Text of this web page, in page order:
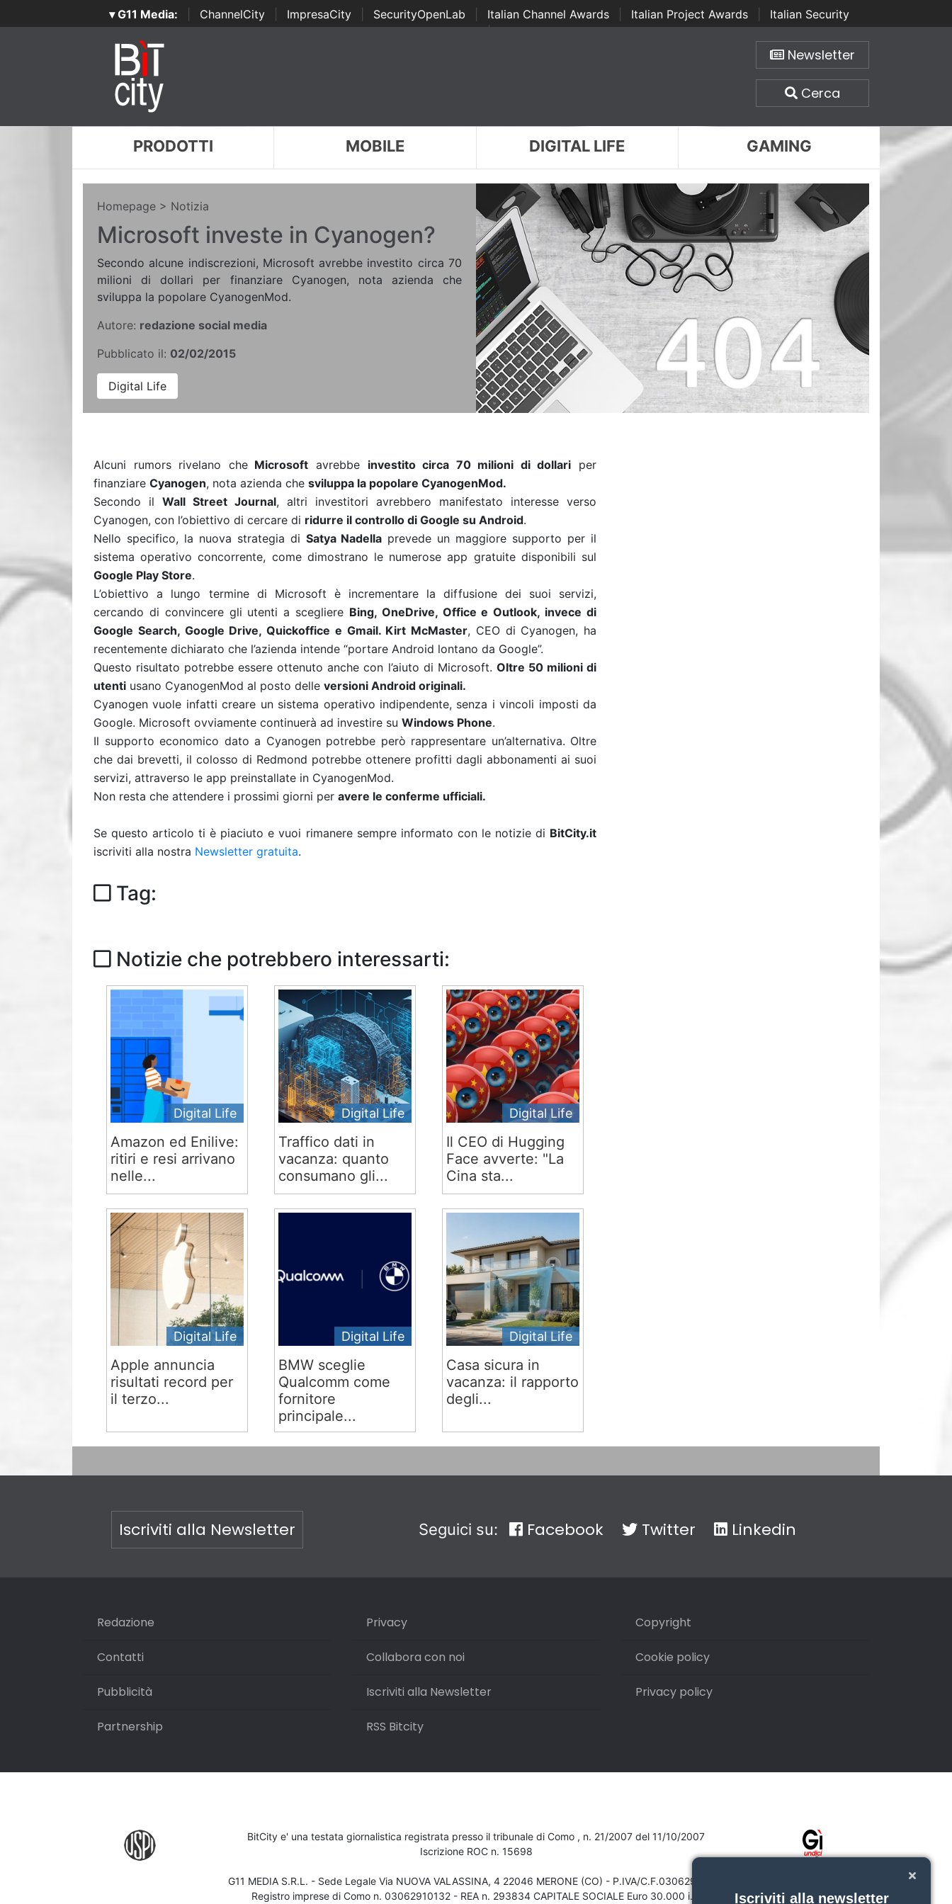
▾ G11 Media: ChannelCity ImpresaCity SecurityOpenLab Italian Channel Awards Italian Project Awards
Italian Security
Awards | ...
Newsletter
Cerca
PRODOTTI MOBILE DIGITAL LIFE GAMING
Homepage > Notizia
Microsoft investe in Cyanogen?
Secondo alcune indiscrezioni, Microsoft avrebbe investito circa 70
milioni di dollari per finanziare Cyanogen, nota azienda che
sviluppa la popolare CyanogenMod.
Autore: redazione social media
Pubblicato il: 02/02/2015
Digital Life
Alcuni rumors rivelano cheMicrosoft avrebbe investito circa 70 milioni di dollari per
finanziare Cyanogen, nota azienda che sviluppa la popolare CyanogenMod.
Secondo il Wall Street Journal, altri investitori avrebbero manifestato interesse verso
Cyanogen, con l’obiettivo di cercare di ridurre il controllo di Google su Android.
Nello specifico, la nuova strategia di Satya Nadella prevede un maggiore supporto per il
sistema operativo concorrente, come dimostrano le numerose app gratuite disponibili sul
Google Play Store.
L’obiettivo a lungo termine di Microsoft è incrementare la diffusione dei suoi servizi,
cercando di convincere gli utenti a scegliere Bing, OneDrive, Office e Outlook, invece di
Google Search, Google Drive, Quickoffice e Gmail. Kirt McMaster, CEO di Cyanogen, ha
recentemente dichiarato che l’azienda intende “portare Android lontano da Google”.
Questo risultato potrebbe essere ottenuto anche con l’aiuto di Microsoft. Oltre 50 milioni di
utenti usano CyanogenMod al posto delle versioni Android originali.
Cyanogen vuole infatti creare un sistema operativo indipendente, senza i vincoli imposti da
Google. Microsoft ovviamente continuerà ad investire su Windows Phone.
Il supporto economico dato a Cyanogen potrebbe però rappresentare un’alternativa. Oltre
che dai brevetti, il colosso di Redmond potrebbe ottenere profitti dagli abbonamenti ai suoi
servizi, attraverso le app preinstallate in CyanogenMod.
Non resta che attendere i prossimi giorni per avere le conferme ufficiali.
Se questo articolo ti è piaciuto e vuoi rimanere sempre informato con le notizie di BitCity.it
iscriviti alla nostra Newsletter gratuita.
Tag:
Notizie che potrebbero interessarti:
Digital Life
Amazon ed Enilive:
ritiri e resi arrivano
nelle...
Digital Life
Traffico dati in
vacanza: quanto
consumano gli...
Digital Life
Il CEO di Hugging
Face avverte: "La
Cina sta...
Digital Life
Apple annuncia
risultati record per
il terzo...
Digital Life
BMW sceglie
Qualcomm come
fornitore
principale...
Digital Life
Casa sicura in
vacanza: il rapporto
degli...
Iscriviti alla Newsletter Seguici su: Facebook Twitter Linkedin
Redazione
Contatti
Pubblicità
Partnership
Privacy
Collabora con noi
Iscriviti alla Newsletter
RSS Bitcity
Copyright
Cookie policy
Privacy policy
BitCity e' una testata giornalistica registrata presso il tribunale di Como , n. 21/2007 del 11/10/2007
Iscrizione ROC n. 15698
G11 MEDIA S.R.L. - Sede Legale Via NUOVA VALASSINA, 4 22046 MERONE (CO) - P.IVA/C.F.03062910132
Registro imprese di Como n. 03062910132 - REA n. 293834 CAPITALE SOCIALE Euro 30.000 i.v.
Iscriviti alla newsletter